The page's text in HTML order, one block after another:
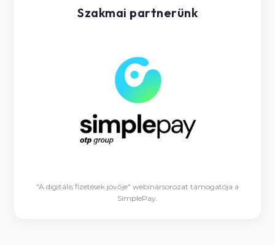
Szakmai partnerünk
"A digitális fizetések jövője" webinársorozat támogatója a
SimplePay.